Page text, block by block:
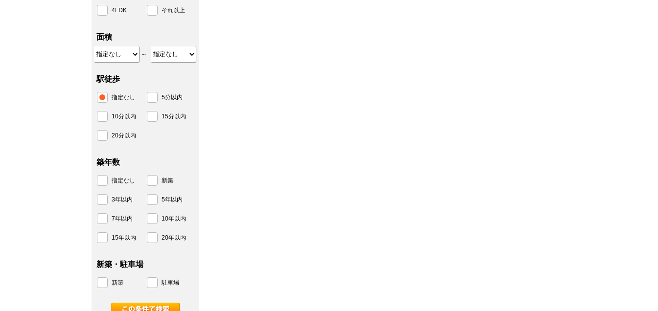
4LDK それ以上
面積
～
駅徒歩
指定なし 5分以内
10分以内 15分以内
20分以内
築年数
指定なし 新築
3年以内 5年以内
7年以内 10年以内
15年以内 20年以内
新築・駐車場
新築 駐車場